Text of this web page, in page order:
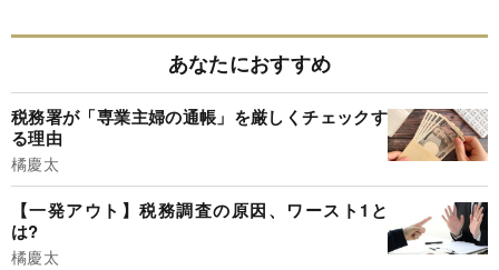
あなたにおすすめ
税務署が「専業主婦の通帳」を厳しくチェックす
る理由
橘慶太
【一発アウト】税務調査の原因、ワースト1と
は?
橘慶太